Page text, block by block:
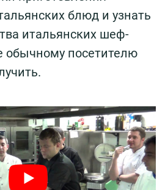
блюд и узнать
итальянских шеф-
обычному посетителю